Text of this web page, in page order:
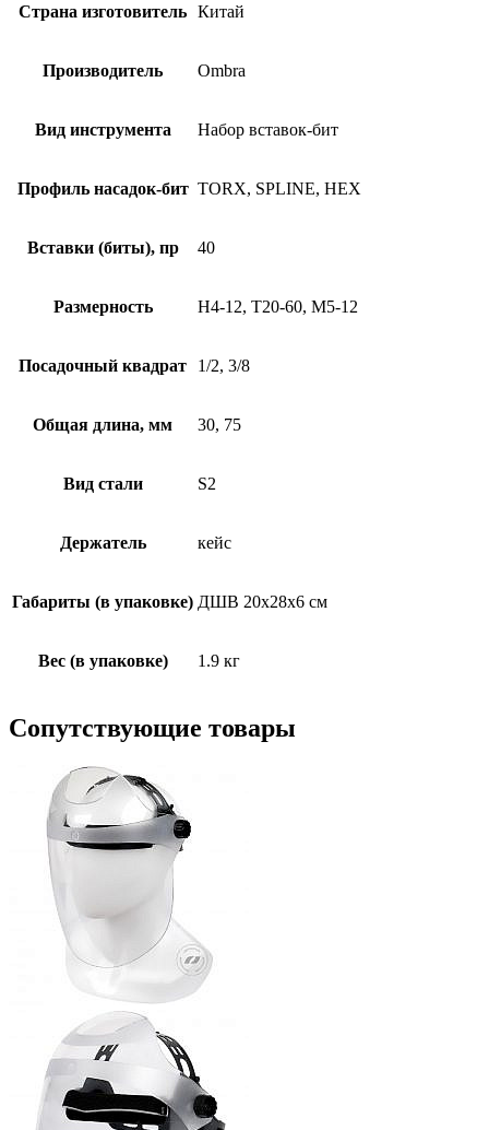
Страна изготовитель Китай
Производитель Ombra
Вид инструмента Набор вставок-бит
Профиль насадок-бит TORX, SPLINE, HEX
Вставки (биты), пр 40
Размерность Н4-12, Т20-60, М5-12
Посадочный квадрат 1/2, 3/8
Общая длина, мм 30, 75
Вид стали S2
Держатель кейс
Габариты (в упаковке) ДШВ 20х28х6 см
Вес (в упаковке) 1.9 кг
Сопутствующие товары